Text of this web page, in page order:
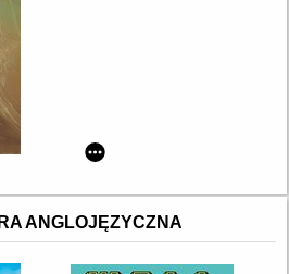
ANGLOJĘZYCZNA